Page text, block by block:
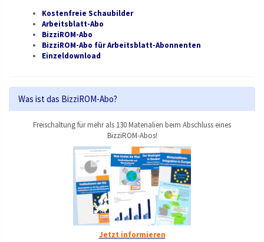
Kostenfreie Schaubilder
Arbeitsblatt-Abo
BizziROM-Abo
BizziROM-Abo für Arbeitsblatt-Abonnenten
Einzeldownload
Was ist das BizziROM-Abo?
Freischaltung für mehr als 130 Materialien beim Abschluss eines
BizziROM-Abos!
Jetzt informieren